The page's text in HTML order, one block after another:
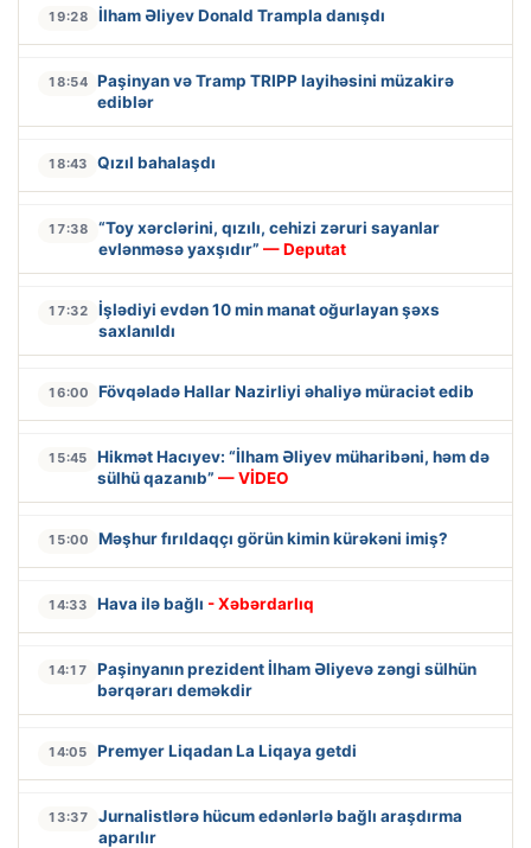
19:28 İlham Əliyev Donald Trampla danışdı
18:54 Paşinyan və Tramp TRIPP layihəsini müzakirə
ediblər
18:43 Qızıl bahalaşdı
17:38
“Toy xərclərini, qızılı, cehizi zəruri sayanlar
evlənməsə yaxşıdır” — Deputat
17:32
İşlədiyi evdən 10 min manat oğurlayan şəxs
saxlanıldı
16:00 Fövqəladə Hallar Nazirliyi əhaliyə müraciət edib
15:45
Hikmət Hacıyev: “İlham Əliyev müharibəni, həm də
sülhü qazanıb” — VİDEO
15:00 Məşhur fırıldaqçı görün kimin kürəkəni imiş?
14:33 Hava ilə bağlı - Xəbərdarlıq
14:17
Paşinyanın prezident İlham Əliyevə zəngi sülhün
bərqərarı deməkdir
14:05 Premyer Liqadan La Liqaya getdi
13:37
Jurnalistlərə hücum edənlərlə bağlı araşdırma
aparılır